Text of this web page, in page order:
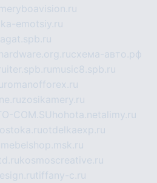
emotsiy.ru
agat.spb.ru
hardware.org.ruсхема-авто.рф
music8.spb.ru
romanofforex.ru
zosikamery.ru
COM.SU hohota.net alimy.ru
otdelkaexp.ru
mebelshop.msk.ru
kosmoscreative.ru
tiffany-c.ru